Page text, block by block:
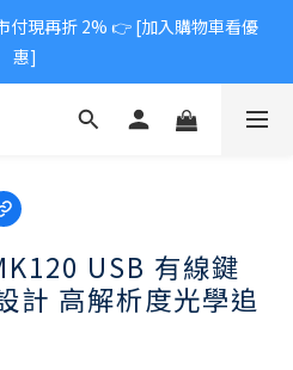
付現再折 2% 👉 [加入購物車看優
惠]
USB 有線鍵
計 高解析度光學追